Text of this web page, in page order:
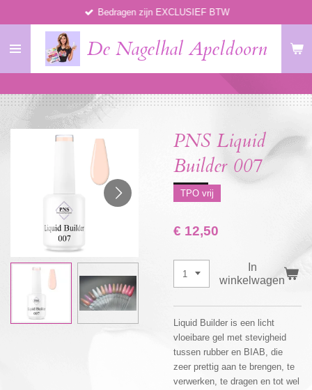
naar
hoofdinhoud
De Nagelhal Apeldoorn
Bedragen zijn EXCLUSIEF BTW
PNS Liquid
Builder 007
TPO vrij
€ 12,50
In
winkelwagen
Liquid Builder is een licht
vloeibare gel met stevigheid
tussen rubber en BIAB, die
zeer prettig aan te brengen, te
verwerken, te dragen en tot wel